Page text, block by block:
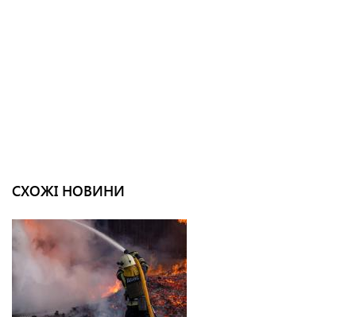
СХОЖІ НОВИНИ